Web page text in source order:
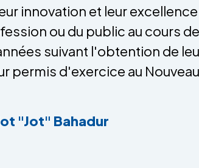
innovation et leur excellence
ou du public au cours
suivant l'obtention de
permis d'exercice au
"Jot" Bahadur